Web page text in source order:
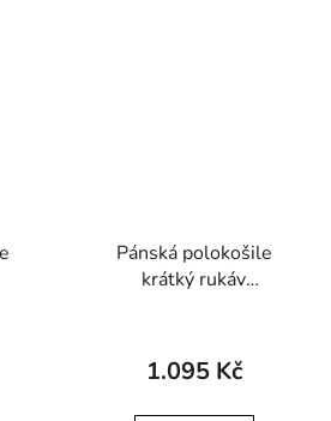
Pánská polokošile
krátký rukáv
1.095 Kč